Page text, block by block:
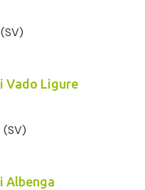
Vado Ligure
(SV)
Albenga